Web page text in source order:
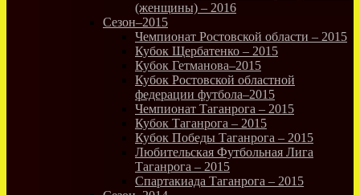
(женщины) – 2016
Сезон–2015
Чемпионат Ростовской области – 2015
Кубок Щербатенко – 2015
Кубок Гетманова–2015
Кубок Ростовской областной
федерации футбола–2015
Чемпионат Таганрога – 2015
Кубок Таганрога – 2015
Кубок Победы Таганрога – 2015
Любительская Футбольная Лига
Таганрога – 2015
Спартакиада Таганрога – 2015